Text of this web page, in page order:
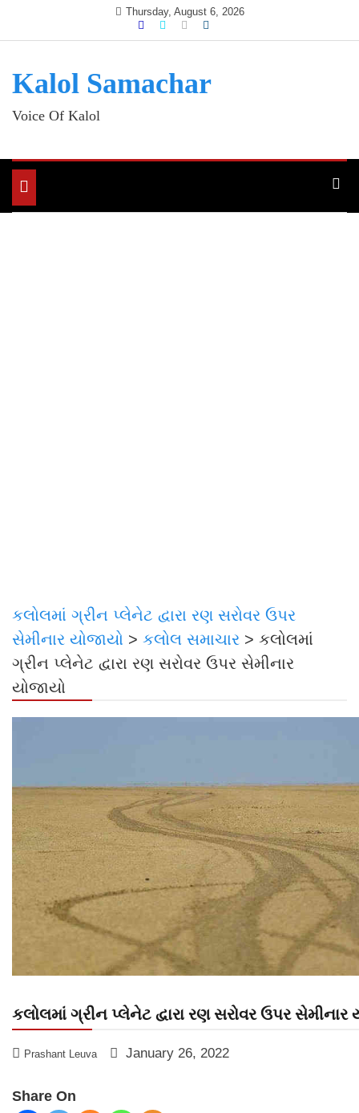
Thursday, August 6, 2026
Kalol Samachar
Voice Of Kalol
Toggle
navigation
કલોલમાં ગ્રીન પ્લેનેટ દ્વારા રણ સરોવર ઉપર
સેમીનાર યોજાયો > કલોલ સમાચાર > કલોલમાં
ગ્રીન પ્લેનેટ દ્વારા રણ સરોવર ઉપર સેમીનાર
યોજાયો
કલોલમાં ગ્રીન પ્લેનેટ દ્વારા રણ સરોવર ઉપર સેમીનાર
Prashant Leuva January 26, 2022
Share On